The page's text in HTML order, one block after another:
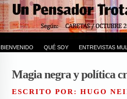
BIENVENIDO QUÉ SOY ENTREVISTAS
Magia negra y política
ESCRITO POR: HUGO